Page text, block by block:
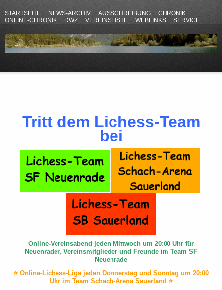
STARTSEITE NEWS-ARCHIV AUSSCHREIBUNG
CHRONIK
ONLINE-CHRONIK
DWZ VEREINSLISTE WEBLINKS
SERVICE
Tritt dem Lichess-Team
bei
Online-Vereinsabend jeden Mittwoch um 20:00 Uhr für
Neuenrader, Vereinsmitglieder und Freunde im Team SF
Neuenrade
⭐ Online-Lichess-Liga jeden Donnerstag und Sonntag um 20:00
Uhr im Team Schach-Arena Sauerland ⭐